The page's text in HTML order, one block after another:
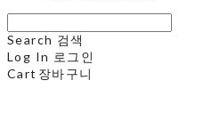
Search 검색
Log In 로그인
Cart 장바구니